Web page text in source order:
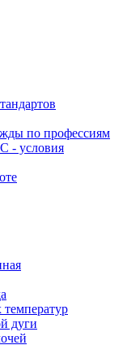
по профессиям
- условия
дуги